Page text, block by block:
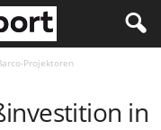
Projektoren
in